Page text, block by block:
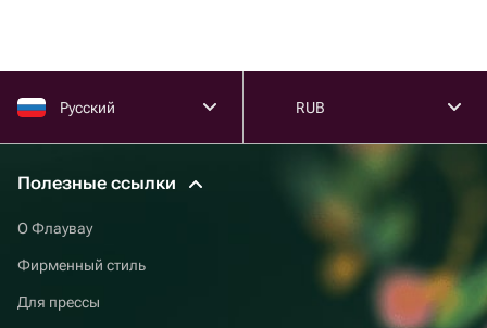
Русский RUB
Полезные ссылки
О Флаувау
Фирменный стиль
Для прессы